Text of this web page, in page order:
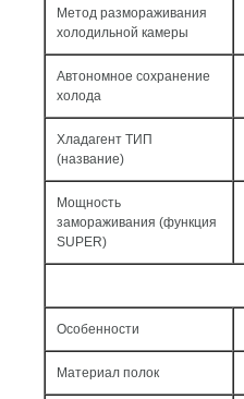
Метод размораживания
холодильной камеры
Автономное сохранение
холода
Хладагент ТИП
(название)
Мощность
замораживания (функция
SUPER)
Особенности
Материал полок